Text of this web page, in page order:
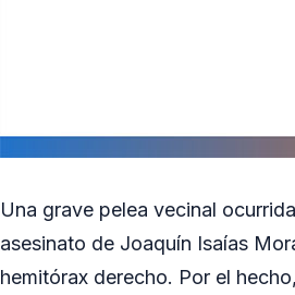
Una grave pelea vecinal
asesinato de Joaquín Isaías
hemitórax derecho. Por el